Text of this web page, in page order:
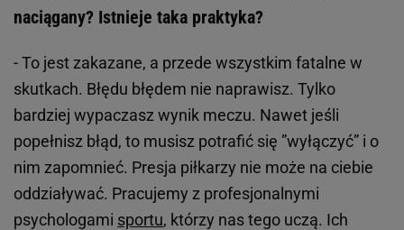
naciągany? Istnieje taka praktyka?
- To jest zakazane, a przede wszystkim fatalne w
skutkach. Błędu błędem nie naprawisz. Tylko
bardziej wypaczasz wynik meczu. Nawet jeśli
popełnisz błąd, to musisz potrafić się ”wyłączyć” i o
nim zapomnieć. Presja piłkarzy nie może na ciebie
oddziaływać. Pracujemy z profesjonalnymi
psychologami sportu, którzy nas tego uczą. Ich